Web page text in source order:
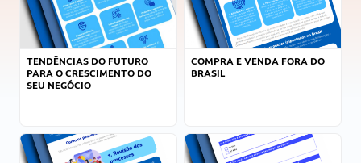
TENDÊNCIAS DO FUTURO
PARA O CRESCIMENTO DO
SEU NEGÓCIO
COMPRA E VENDA FORA DO
BRASIL